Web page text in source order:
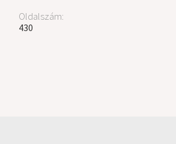
Oldalszám:
430